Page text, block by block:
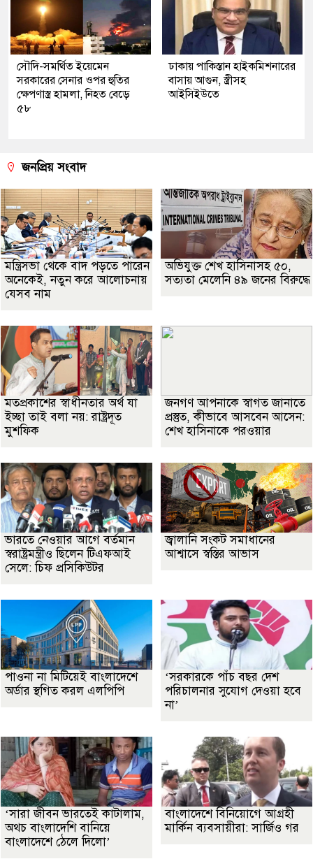
সৌদি-সমর্থিত ইয়েমেন
সরকারের সেনার ওপর হুতির
ক্ষেপণাস্ত্র হামলা, নিহত বেড়ে
৫৮
ঢাকায় পাকিস্তান হাইকমিশনারের
বাসায় আগুন, স্ত্রীসহ
আইসিইউতে
জনপ্রিয় সংবাদ
মন্ত্রিসভা থেকে বাদ পড়তে পারেন
অনেকেই, নতুন করে আলোচনায়
যেসব নাম
অভিযুক্ত শেখ হাসিনাসহ ৫০,
সত্যতা মেলেনি ৪৯ জনের বিরুদ্ধে
মতপ্রকাশের স্বাধীনতার অর্থ যা
ইচ্ছা তাই বলা নয়: রাষ্ট্রদূত
মুশফিক
জনগণ আপনাকে স্বাগত জানাতে
প্রস্তুত, কীভাবে আসবেন আসেন:
শেখ হাসিনাকে পরওয়ার
ভারতে নেওয়ার আগে বর্তমান
স্বরাষ্ট্রমন্ত্রীও ছিলেন টিএফআই
সেলে: চিফ প্রসিকিউটর
জ্বালানি সংকট সমাধানের
আশ্বাসে স্বস্তির আভাস
পাওনা না মিটিয়েই বাংলাদেশে
অর্ডার স্থগিত করল এলপিপি
‘সরকারকে পাঁচ বছর দেশ
পরিচালনার সুযোগ দেওয়া হবে
না’
‘সারা জীবন ভারতেই কাটালাম,
অথচ বাংলাদেশি বানিয়ে
বাংলাদেশে ঠেলে দিলো’
বাংলাদেশে বিনিয়োগে আগ্রহী
মার্কিন ব্যবসায়ীরা: সার্জিও গর